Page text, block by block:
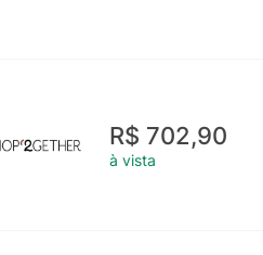
R$ 702,90
à vista